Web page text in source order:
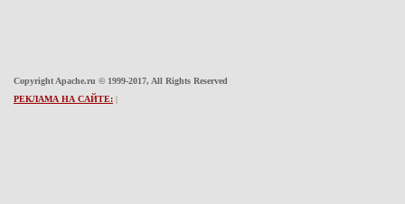
Copyright Apache.ru © 1999-2017, All Rights Reserved
РЕКЛАМА НА САЙТЕ: |